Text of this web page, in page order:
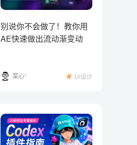
别说你不会做了！教你用
AE快速做出流动渐变动
菜心¹ UI设计